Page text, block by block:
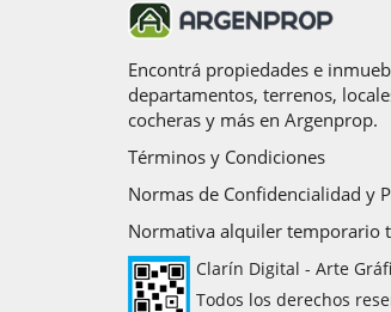
Encontrá propiedades e
departamentos, terrenos,
cocheras y más en Argenprop.
Términos y Condiciones
Normas de Confidencialidad y
Normativa alquiler temporario
Clarín Digital - Arte
Todos los derechos